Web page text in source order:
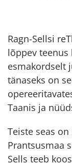
Ragn-Sellsi
lõppev
esmakordselt
tänaseks on
Taanis ja
Teiste seas
Prantsusmaa
Sells teeb